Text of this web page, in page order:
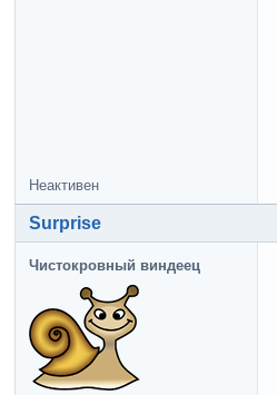
Неактивен
Surprise
Чистокровный виндеец